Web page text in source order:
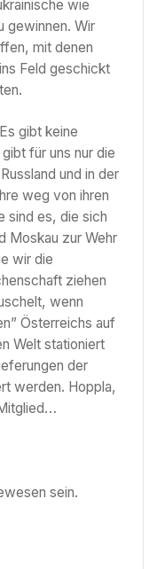
wie
gewinnen. Wir
mit denen
Feld geschickt
gibt keine
für uns nur die
und in der
weg von ihren
sind es, die sich
Moskau zur Wehr
wir die
ziehen
wenn
Österreichs auf
Welt stationiert
der
werden. Hoppla,
sein.